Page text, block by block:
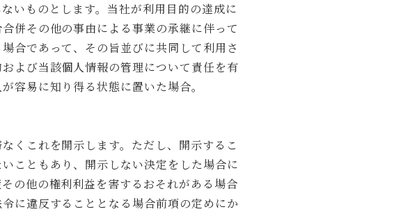
いものとします。当社が利用目的の達成に
併その他の事由による事業の承継に伴って
合であって、その旨並びに共同して利用さ
よび当該個人情報の管理について責任を有
容易に知り得る状態に置いた場合。
くこれを開示します。ただし、開示するこ
こともあり、開示しない決定をした場合に
の他の権利利益を害するおそれがある場合
に違反することとなる場合前項の定めにか